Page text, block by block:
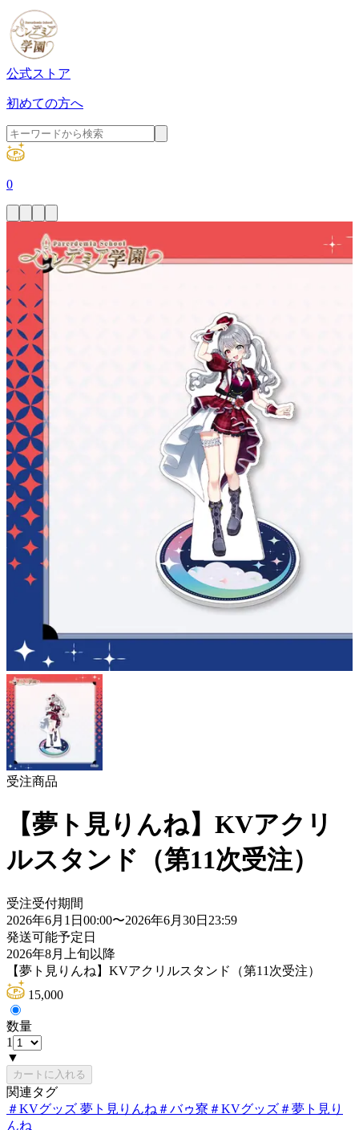
公式ストア
初めての方へ
0
受注商品
【夢ト見りんね】KVアクリ
ルスタンド（第11次受注）
受注受付期間
2026年6月1日00:00〜2026年6月30日23:59
発送可能予定日
2026年8月上旬以降
【夢ト見りんね】KVアクリルスタンド（第11次受注）
15,000
数量
1
▼
カートに入れる
関連タグ
＃KVグッズ 夢ト見りんね ＃バゥ寮 ＃KVグッズ＃夢ト見り
んね